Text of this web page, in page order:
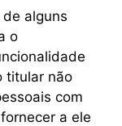
alguns
o
titular não
com
a ele